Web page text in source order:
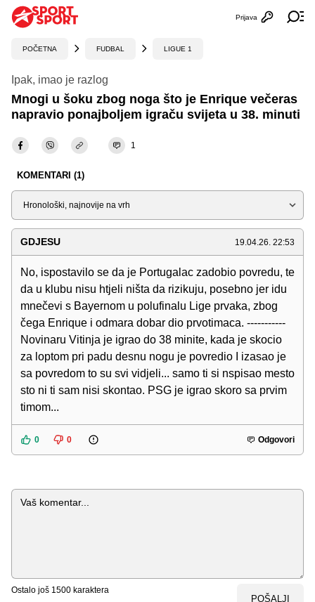
Otvori
Prijava
POČETNA FUDBAL LIGUE 1
Ipak, imao je razlog
Mnogi u šoku zbog noga što je Enrique večeras
napravio ponajboljem igraču svijeta u 38. minuti
1
KOMENTARI (1)
Sortiraj
GDJESU 19.04.26. 22:53
No, ispostavilo se da je Portugalac zadobio povredu, te
da u klubu nisu htjeli ništa da rizikuju, posebno jer idu
mnečevi s Bayernom u polufinalu Lige prvaka, zbog
čega Enrique i odmara dobar dio prvotimaca. -----------
Novinaru Vitinja je igrao do 38 minite, kada je skocio
za loptom pri padu desnu nogu je povredio I izasao je
sa povredom to su svi vidjeli... samo ti si nspisao mesto
sto ni ti sam nisi skontao. PSG je igrao skoro sa prvim
timom...
0 0 Odgovori
Komentar
Ostalo još 1500 karaktera
POŠALJI